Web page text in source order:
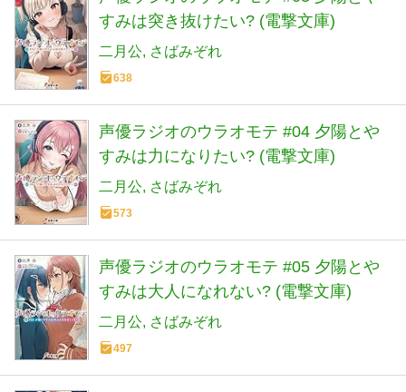
すみは突き抜けたい? (電撃文庫)
二月公 さばみぞれ
638
声優ラジオのウラオモテ #04 夕陽とや
すみは力になりたい? (電撃文庫)
二月公 さばみぞれ
573
声優ラジオのウラオモテ #05 夕陽とや
すみは大人になれない? (電撃文庫)
二月公 さばみぞれ
497